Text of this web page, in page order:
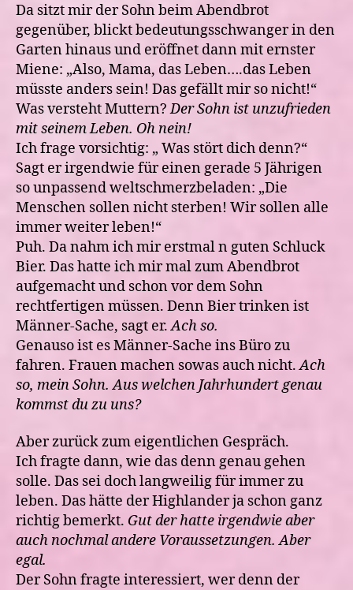
Da sitzt mir der Sohn beim Abendbrot
gegenüber, blickt bedeutungsschwanger in den
Garten hinaus und eröffnet dann mit ernster
Miene: „Also, Mama, das Leben….das Leben
müsste anders sein! Das gefällt mir so nicht!“
Was versteht Muttern?Der Sohn ist unzufrieden
mit seinem Leben. Oh nein!
Ich frage vorsichtig: „ Was stört dich denn?“
Sagt er irgendwie für einen gerade 5 Jährigen
so unpassend weltschmerzbeladen: „Die
Menschen sollen nicht sterben! Wir sollen alle
immer weiter leben!“
Puh. Da nahm ich mir erstmal n guten Schluck
Bier. Das hatte ich mir mal zum Abendbrot
aufgemacht und schon vor dem Sohn
rechtfertigen müssen. Denn Bier trinken ist
Männer-Sache, sagt er.Ach so.
Genauso ist es Männer-Sache ins Büro zu
fahren. Frauen machen sowas auch nicht.Ach
so, mein Sohn. Aus welchen Jahrhundert genau
kommst du zu uns?
Aber zurück zum eigentlichen Gespräch.
Ich fragte dann, wie das denn genau gehen
solle. Das sei doch langweilig für immer zu
leben. Das hätte der Highlander ja schon ganz
richtig bemerkt. Gut der hatte irgendwie aber
auch nochmal andere Voraussetzungen. Aber
egal.
Der Sohn fragte interessiert, wer denn der